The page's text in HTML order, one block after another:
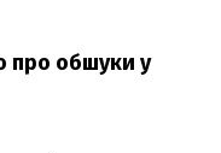
про обшуки у